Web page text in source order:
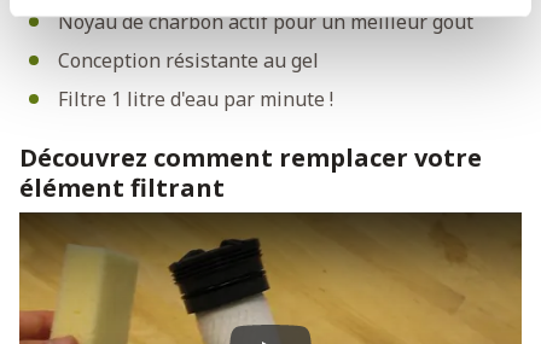
Noyau de charbon actif pour un meilleur goût
Conception résistante au gel
Filtre 1 litre d'eau par minute !
Découvrez comment remplacer votre
élément filtrant